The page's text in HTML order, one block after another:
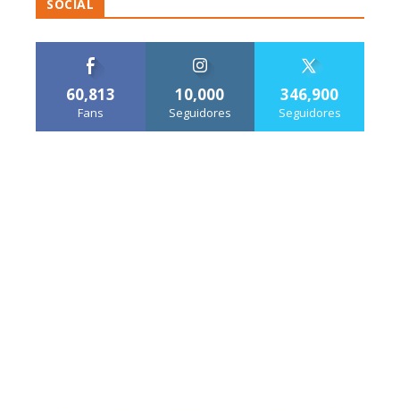
SOCIAL
60,813
Fans
10,000
Seguidores
346,900
Seguidores